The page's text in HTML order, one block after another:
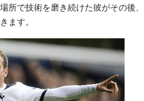
所で技術を磨き続けた彼がその後、
ます。